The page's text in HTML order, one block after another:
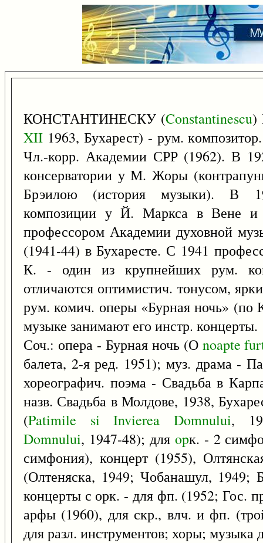
КОНСТАНТИНЕСКУ (Constantinescu)
XII 1963, Бухарест) - рум.
Чл.-корр. Академии СРР (1962). В
консерватории у М. Жоры
Брэилою (история музыки). В
композиции у Й. Маркса в Вене
профессором Академии духовной
(1941-44) в Бухаресте. С 1941
К. - один из крупнейших рум.
отличаются оптимистич. тонусом,
рум. комич. оперы «Бурная ночь»
музыке занимают его инстр. концерты.
Соч.: опера - Бурная ночь (О noapte
балета, 2-я ред. 1951); муз. драма -
хореографич. поэма - Свадьба в
назв. Свадьба в Молдове, 1938,
(Patimile si Invierea Domnului,
Domnului, 1947-48); для opк. - 2
симфония), концерт (1955),
(Олтеняска, 1949; Чобанашул,
концерты с орк. - для фп. (1952; Гос.
арфы (1960), для скр., влч. и фп.
для разл. инструментов; хоры; музыка